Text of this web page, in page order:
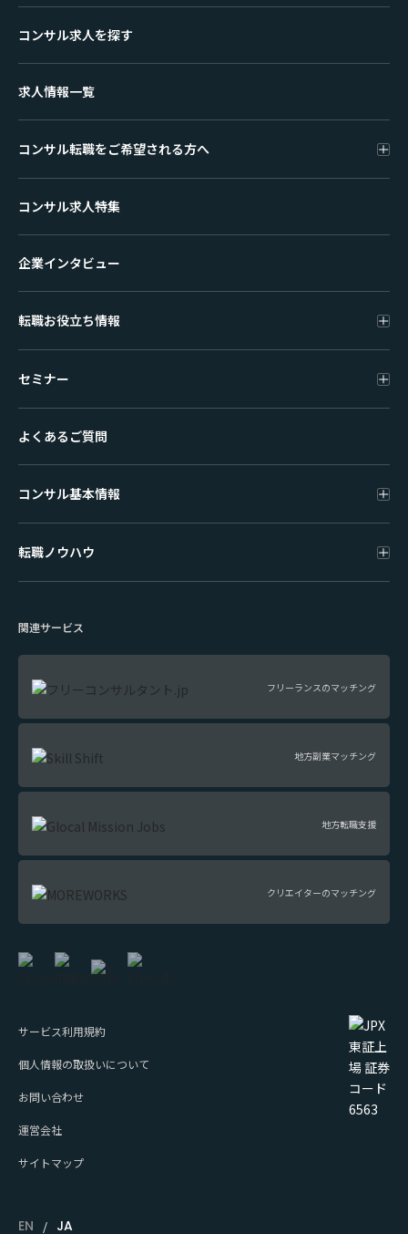
コンサル求人を探す
求人情報一覧
コンサル転職をご希望される方へ
コンサル求人特集
企業インタビュー
転職お役立ち情報
セミナー
よくあるご質問
コンサル基本情報
転職ノウハウ
関連サービス
フリーランスのマッチング
地方副業マッチング
地方転職支援
クリエイターのマッチング
サービス利用規約
個人情報の取扱いについて
お問い合わせ
運営会社
サイトマップ
EN JA